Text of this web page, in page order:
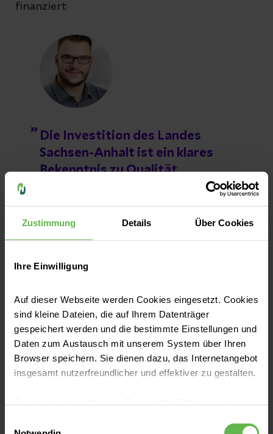
Zustimmung Details Über Cookies
Ihre Einwilligung
Auf dieser Webseite werden Cookies eingesetzt. Cookies
sind kleine Dateien, die auf Ihrem Datenträger
gespeichert werden und die bestimmte Einstellungen und
Daten zum Austausch mit unserem System über Ihren
Browser speichern. Sie dienen dazu, das Internetangebot
insgesamt nutzerfreundlicher und effektiver zu gestalten.
eingesetzt werden.
finanziert
Die Investition des Landes
Sachsen-Anhalt ist ein klares
Bekenntnis zu Qualität,
Zukunftsfähigkeit unserer Klinik
und der Region“, sagt Michael
Lange, Geschäftsführer der
nicht nur die
auch unsere Attraktivität als
moderner Arbeitgeber im
Gesundheitswesen.
Michael Lange